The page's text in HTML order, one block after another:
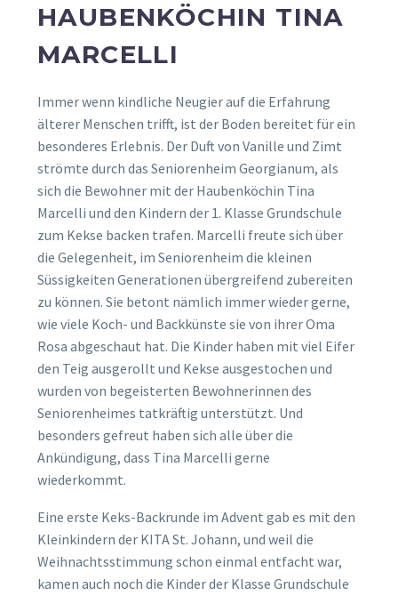
HAUBENKÖCHIN TINA
MARCELLI
Immer wenn kindliche Neugier auf die Erfahrung
älterer Menschen trifft, ist der Boden bereitet für ein
besonderes Erlebnis. Der Duft von Vanille und Zimt
strömte durch das Seniorenheim Georgianum, als
sich die Bewohner mit der Haubenköchin Tina
Marcelli und den Kindern der 1. Klasse Grundschule
zum Kekse backen trafen. Marcelli freute sich über
die Gelegenheit, im Seniorenheim die kleinen
Süssigkeiten Generationen übergreifend zubereiten
zu können. Sie betont nämlich immer wieder gerne,
wie viele Koch- und Backkünste sie von ihrer Oma
Rosa abgeschaut hat. Die Kinder haben mit viel Eifer
den Teig ausgerollt und Kekse ausgestochen und
wurden von begeisterten Bewohnerinnen des
Seniorenheimes tatkräftig unterstützt. Und
besonders gefreut haben sich alle über die
Ankündigung, dass Tina Marcelli gerne
wiederkommt.
Eine erste Keks-Backrunde im Advent gab es mit den
Kleinkindern der KITA St. Johann, und weil die
Weihnachtsstimmung schon einmal entfacht war,
kamen auch noch die Kinder der Klasse Grundschule